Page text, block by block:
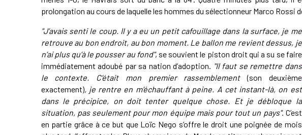
prolongation au cours de laquelle les hommes du sélectionneur Marco Rossi
"J’avais senti le coup. Il y a eu un petit cafouillage dans la surface, je me
retrouve au bon endroit, au bon moment. Le ballon me revient dessus, je
n’ai plus qu’à le pousser au fond", se souvient le piston droit qui a su se faire
immédiatement adoubé par sa nation d’adoption. "Il faut se remettre dans
le contexte. C’était mon premier rassemblement(son deuxième
exactement), je rentre en m’échauffant à peine. A cet instant-là, on est
dans le précipice, on doit tenter quelque chose. Et je débloque la
situation, pas seulement pour mon équipe mais pour tout un pays". C’est
en partie grâce à ce but que Loïc Nego s’offre le droit une poignée de mois